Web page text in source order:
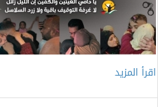
اقرأ المزيد